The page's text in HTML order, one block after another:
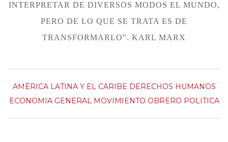
INTERPRETAR DE DIVERSOS MODOS EL MUNDO,
PERO DE LO QUE SE TRATA ES DE
TRANSFORMARLO". KARL MARX
AMÉRICA LATINA Y EL CARIBE DERECHOS HUMANOS
ECONOMIA GENERAL MOVIMIENTO OBRERO POLITICA